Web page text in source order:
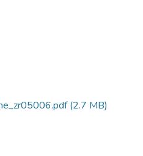
(2.7 MB)